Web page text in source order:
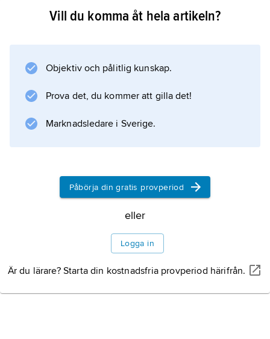
Lagmansered, som sedan 2006 ingår i
kulturlandskap med begränsade
Vill du komma åt hela artikeln?
Objektiv och pålitlig kunskap.
Prova det, du kommer att gilla det!
Marknadsledare i Sverige.
Påbörja din gratis provperiod
eller
Logga in
Är du lärare? Starta din kostnadsfria provperiod härifrån.